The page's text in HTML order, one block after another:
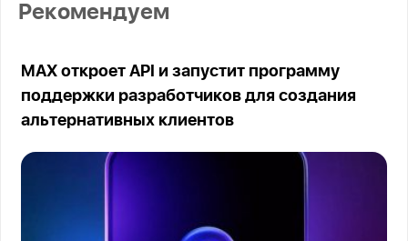
Рекомендуем
MAX откроет API и запустит программу
поддержки разработчиков для создания
альтернативных клиентов